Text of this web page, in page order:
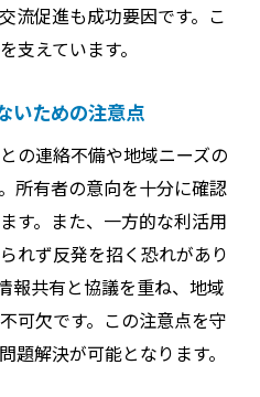
流促進も成功要因です。こ
支えています。
いための注意点
の連絡不備や地域ニーズの
所有者の意向を十分に確認
す。また、一方的な利活用
れず反発を招く恐れがあり
報共有と協議を重ね、地域
可欠です。この注意点を守
題解決が可能となります。